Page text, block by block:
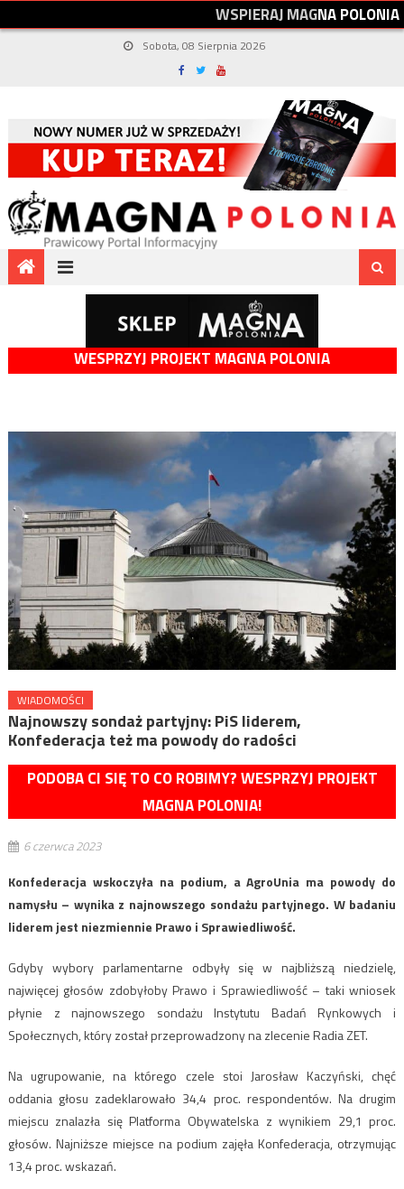
WSPIERAJMAGNAPOLONIA
Sobota, 08 Sierpnia 2026
WESPRZYJ PROJEKT MAGNA POLONIA
WIADOMOŚCI
Najnowszy sondaż partyjny: PiS liderem,
Konfederacja też ma powody do radości
PODOBA CI SIĘ TO CO ROBIMY? WESPRZYJ PROJEKT
MAGNA POLONIA!
6 czerwca 2023
Konfederacja wskoczyła na podium, a AgroUnia ma powody do
namysłu – wynika z najnowszego sondażu partyjnego. W badaniu
liderem jest niezmiennie Prawo i Sprawiedliwość.
Gdyby wybory parlamentarne odbyły się w najbliższą niedzielę,
najwięcej głosów zdobyłoby Prawo i Sprawiedliwość – taki wniosek
płynie z najnowszego sondażu Instytutu Badań Rynkowych i
Społecznych, który został przeprowadzony na zlecenie Radia ZET.
Na ugrupowanie, na którego czele stoi Jarosław Kaczyński, chęć
oddania głosu zadeklarowało 34,4 proc. respondentów. Na drugim
miejscu znalazła się Platforma Obywatelska z wynikiem 29,1 proc.
głosów. Najniższe miejsce na podium zajęła Konfederacja, otrzymując
13,4 proc. wskazań.